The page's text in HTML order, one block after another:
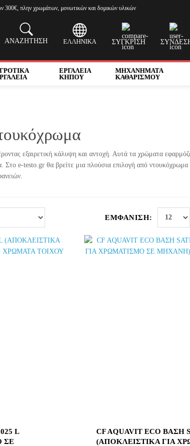
300€, πλην χρωμάτων, μονωτικών και δομικών υλικών
ΑΝΑΖΗΤΗΣΗ ΕΛΛΗΝΙΚΆ ΣΥΓΚΡΙΣΗ
ΕΡΓΑΛΕΙΑ
ΚΗΠΟΥ
ΜΗΧΑΝΗΜΑΤΑ
ΚΑΘΑΡΙΣΜΟΥ
εξαιρετική κάλυψη και αντοχή. Αυτά τα χρώματα
Στο e-testo.gr θα βρείτε μια πλούσια επιλογή από ντουκόχρωμα
ΕΜΦΆΝΙΣΗ:
L
ΣΕ
CF AQUAVIT ECO ΒΑΣΗ
(ΑΠΟΚΛΕΙΣΤΙΚΑ ΓΙΑ